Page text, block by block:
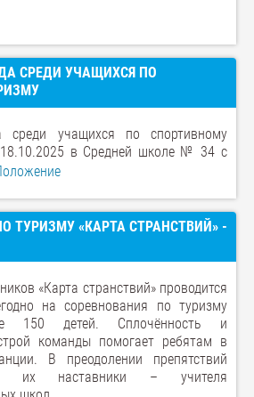
СРЕДИ УЧАЩИХСЯ ПО
среди учащихся по спортивному
18.10.2025 в Средней школе № 34 с
ТУРИЗМУ «КАРТА СТРАНСТВИЙ» -
«Карта странствий» проводится
на соревнования по туризму
150 детей. Сплочённость и
команды помогает ребятам в
В преодолении препятствий
их наставники – учителя